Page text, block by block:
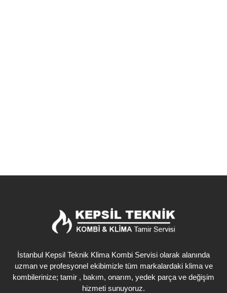
İstanbul Kepsil Teknik Klima Kombi Servisi olarak alanında
uzman ve profesyonel ekibimizle tüm markalardaki klima ve
kombilerinize; tamir , bakım, onarım, yedek parça ve değişim
hizmeti sunuyoruz.